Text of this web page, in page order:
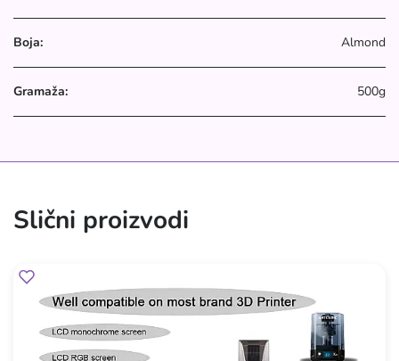
Boja: Almond
Gramaža: 500g
Slični proizvodi